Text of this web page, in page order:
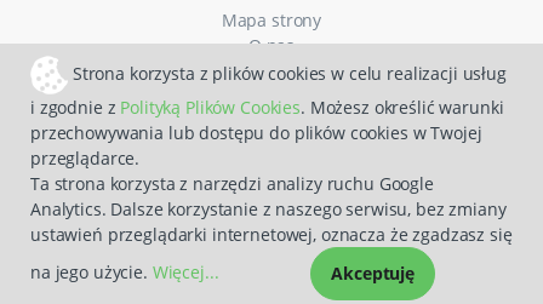
Strona korzysta z plików cookies w celu realizacji usług
i zgodnie z Polityką Plików Cookies. Możesz określić warunki
przechowywania lub dostępu do plików cookies w Twojej
przeglądarce.
Ta strona korzysta z narzędzi analizy ruchu Google
Analytics. Dalsze korzystanie z naszego serwisu, bez zmiany
ustawień przeglądarki internetowej, oznacza że zgadzasz się
na jego użycie. Więcej... Akceptuję
Mapa strony
O nas
Czas i koszty dostawy
Reklamacje
Regulamin zakupów
Polityka prywatności
Zwroty
Sklepy internetowe CStore